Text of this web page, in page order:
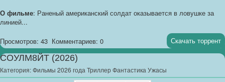
О фильме: Раненый американский солдат оказывается в ловушке за
линией...
Просмотров: 43 Комментариев: 0 Скачать торрент
СОУЛМ8ЙТ (2026)
Категория:Фильмы 2026 года Триллер Фантастика Ужасы